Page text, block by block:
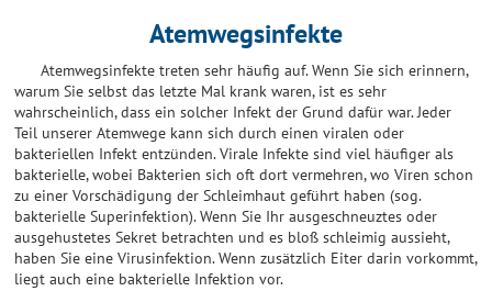
Atemwegsinfekte
Atemwegsinfekte treten sehr häufig auf. Wenn Sie sich erinnern,
warum Sie selbst das letzte Mal krank waren, ist es sehr
wahrscheinlich, dass ein solcher Infekt der Grund dafür war. Jeder
Teil unserer Atemwege kann sich durch einen viralen oder
bakteriellen Infekt entzünden. Virale Infekte sind viel häufiger als
bakterielle, wobei Bakterien sich oft dort vermehren, wo Viren schon
zu einer Vorschädigung der Schleimhaut geführt haben (sog.
bakterielle Superinfektion). Wenn Sie Ihr ausgeschneuztes oder
ausgehustetes Sekret betrachten und es bloß schleimig aussieht,
haben Sie eine Virusinfektion. Wenn zusätzlich Eiter darin vorkommt,
liegt auch eine bakterielle Infektion vor.